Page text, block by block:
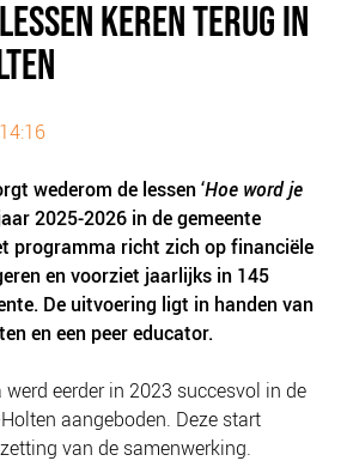
(NSR)
KEREN TERUG IN
wederom de lessen ‘Hoe word je
2025-2026 in de gemeente
programma richt zich op financiële
en voorziet jaarlijks in 145
De uitvoering ligt in handen van
en een peer educator.
eerder in 2023 succesvol in de
aangeboden. Deze start
van de samenwerking.